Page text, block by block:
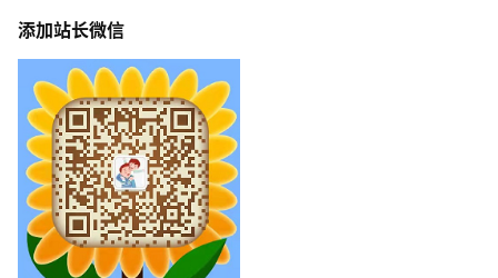
添加站长微信